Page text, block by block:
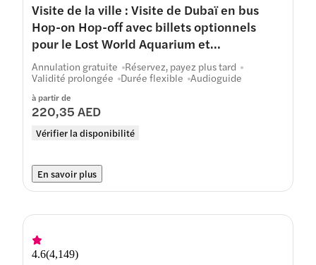
Visite de la ville : Visite de Dubaï en bus
Hop-on Hop-off avec billets optionnels
pour le Lost World Aquarium et
Aquaventure
à partir de
220,35 AED
Vérifier la disponibilité
Annulation gratuite Réservez, payez plus tard
Validité prolongée Durée flexible Audioguide
En savoir plus
4.6(4,149)